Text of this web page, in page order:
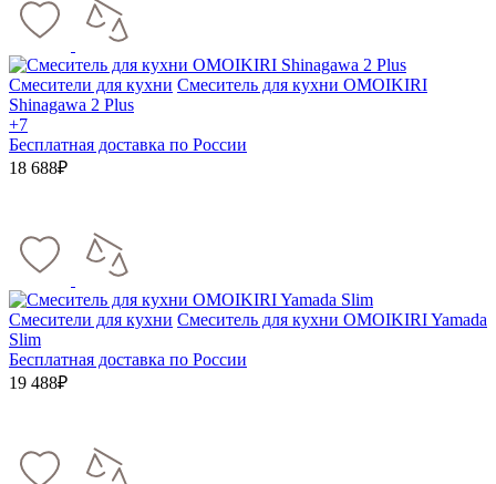
Смесители для кухни Смеситель для кухни OMOIKIRI
Shinagawa 2 Plus
+7
Бесплатная доставка по России
18 688₽
Смесители для кухни Смеситель для кухни OMOIKIRI Yamada
Slim
Бесплатная доставка по России
19 488₽